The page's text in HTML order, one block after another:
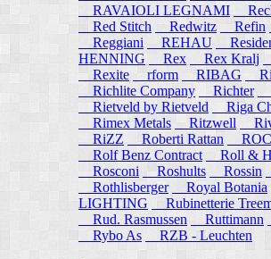
RAVAIOLI LEGNAMI
Red Stitch
Redwitz Refin
Reggiani
REHAU
HENNING
Rex Rex Kralj
Rexite
rform RIBAG
Richlite Company
Richter
Rietveld by Rietveld
Riga
Rimex Metals
Ritzwell
RiZZ
Roberti Rattan
Rolf Benz Contract
Roll &
Rosconi Roshults Rossin
Rothlisberger
Royal Botania
LIGHTING
Rubinetterie
Rud. Rasmussen
Ruttimann
Rybo As
RZB - Leuchten